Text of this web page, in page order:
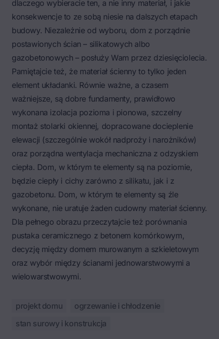
dlaczego wybieracie ten, a nie inny materiał, i jakie
konsekwencje to ze sobą niesie na dalszych etapach
budowy. Niezależnie od wyboru, dom z porządnie
postawionych ścian – silikatowych albo
gazobetonowych – posłuży Wam przez dziesięciolecia.
Pamiętajcie też, że materiał ścienny to tylko jeden
element układanki. Równie ważne, a czasem
ważniejsze, są dobre fundamenty, prawidłowo
wykonana izolacja pozioma i pionowa, szczelny
montaż stolarki okiennej, dopracowane docieplenie
elewacji (szczególnie wokół nadproży i narożników)
oraz porządna wentylacja mechaniczna z odzyskiem
ciepła. Dom, w którym te elementy są na poziomie,
będzie ciepły i cichy zarówno z silikatu, jak i z
gazobetonu. Dom, w którym te elementy są źle
wykonane, nie uratuje żaden cudowny materiał ścienny.
Dla pełnego obrazu przeczytajcie też porównania
pustaka ceramicznego z betonem komórkowym,
decyzję między domem murowanym a szkieletowym
oraz wybór między ścianami jednowarstwowymi a
wielowarstwowymi.
projekt domu
ogrzewanie i chłodzenie
stan surowy i konstrukcja